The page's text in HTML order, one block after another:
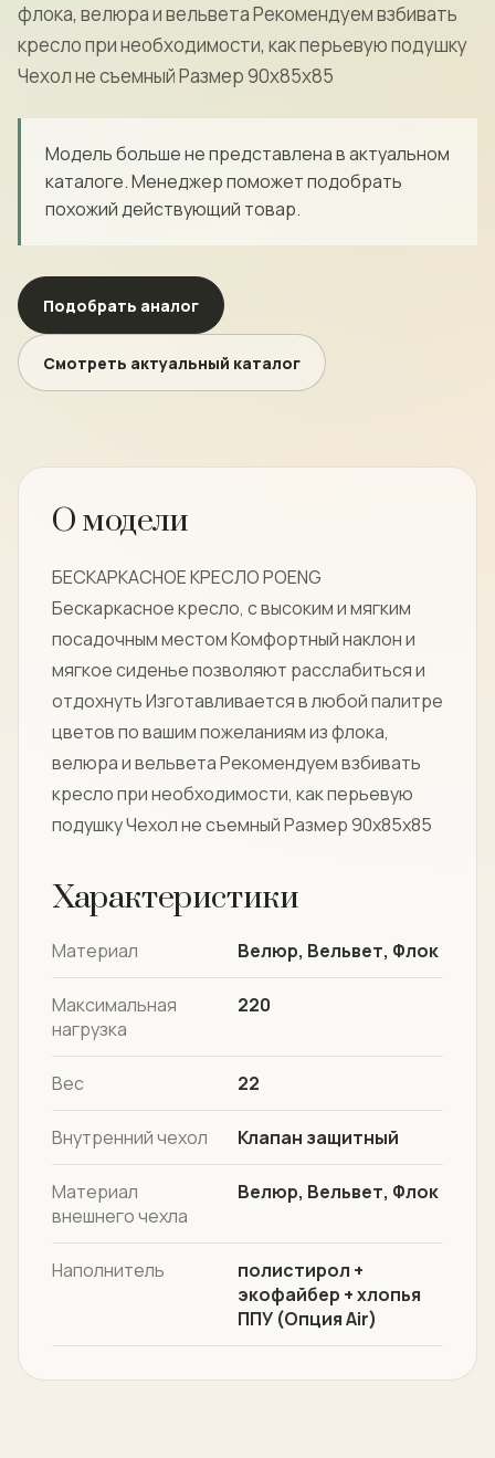
флока, велюра и вельвета Рекомендуем взбивать
кресло при необходимости, как перьевую подушку
Чехол не съемный Размер 90х85х85
Модель больше не представлена в актуальном
каталоге. Менеджер поможет подобрать
похожий действующий товар.
Подобрать аналог
Смотреть актуальный каталог
О модели
БЕСКАРКАСНОЕ КРЕСЛО POENG
Бескаркасное кресло, с высоким и мягким
посадочным местом Комфортный наклон и
мягкое сиденье позволяют расслабиться и
отдохнуть Изготавливается в любой палитре
цветов по вашим пожеланиям из флока,
велюра и вельвета Рекомендуем взбивать
кресло при необходимости, как перьевую
подушку Чехол не съемный Размер 90х85х85
Характеристики
Материал Велюр, Вельвет, Флок
Максимальная
нагрузка
220
Вес 22
Внутренний чехол Клапан защитный
Материал
внешнего чехла
Велюр, Вельвет, Флок
Наполнитель
полистирол +
экофайбер + хлопья
ППУ (Опция Air)